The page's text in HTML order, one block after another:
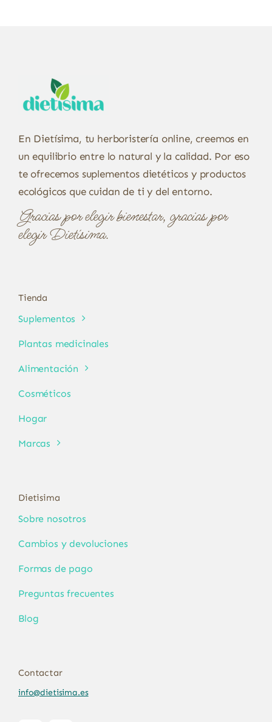
En Dietísima, tu herboristería online, creemos en
un equilibrio entre lo natural y la calidad. Por eso
te ofrecemos suplementos dietéticos y productos
ecológicos que cuidan de ti y del entorno.
Gracias por elegir bienestar, gracias por
elegir Dietísima.
Tienda
Suplementos
Plantas medicinales
Alimentación
Cosméticos
Hogar
Marcas
Dietisima
Sobre nosotros
Cambios y devoluciones
Formas de pago
Preguntas frecuentes
Blog
Contactar
info@dietisima.es